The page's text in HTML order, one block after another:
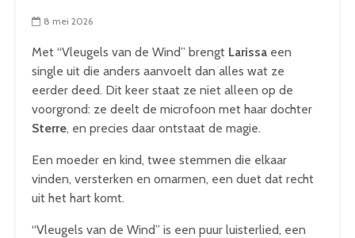
8 mei 2026
Met “Vleugels van de Wind” brengt Larissa een
single uit die anders aanvoelt dan alles wat ze
eerder deed. Dit keer staat ze niet alleen op de
voorgrond: ze deelt de microfoon met haar dochter
Sterre, en precies daar ontstaat de magie.
Een moeder en kind, twee stemmen die elkaar
vinden, versterken en omarmen, een duet dat recht
uit het hart komt.
“Vleugels van de Wind” is een puur luisterlied, een